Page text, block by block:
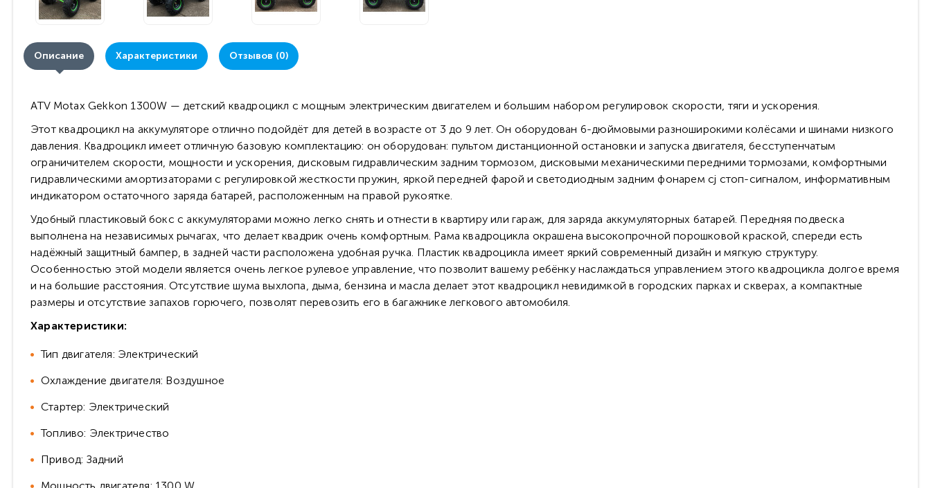
Описание Характеристики Отзывов (0)
АTV Motax Gekkon 1300W — детский квадроцикл с мощным электрическим двигателем и большим набором регулировок скорости, тяги и ускорения.
Этот квадроцикл на аккумуляторе отлично подойдёт для детей в возрасте от 3 до 9 лет. Он оборудован 6-дюймовыми разноширокими колёсами и шинами низкого
давления. Квадроцикл имеет отличную базовую комплектацию: он оборудован: пультом дистанционной остановки и запуска двигателя, бесступенчатым
ограничителем скорости, мощности и ускорения, дисковым гидравлическим задним тормозом, дисковыми механическими передними тормозами, комфортными
гидравлическими амортизаторами с регулировкой жесткости пружин, яркой передней фарой и светодиодным задним фонарем сj стоп-сигналом, информативным
индикатором остаточного заряда батарей, расположенным на правой рукоятке.
Удобный пластиковый бокс с аккумуляторами можно легко снять и отнести в квартиру или гараж, для заряда аккумуляторных батарей. Передняя подвеска
выполнена на независимых рычагах, что делает квадрик очень комфортным. Рама квадроцикла окрашена высокопрочной порошковой краской, спереди есть
надёжный защитный бампер, в задней части расположена удобная ручка. Пластик квадроцикла имеет яркий современный дизайн и мягкую структуру.
Особенностью этой модели является очень легкое рулевое управление, что позволит вашему ребёнку наслаждаться управлением этого квадроцикла долгое время
и на большие расстояния. Отсутствие шума выхлопа, дыма, бензина и масла делает этот квадроцикл невидимкой в городских парках и скверах, а компактные
размеры и отсутствие запахов горючего, позволят перевозить его в багажнике легкового автомобиля.
Характеристики:
Тип двигателя: Электрический
Охлаждение двигателя: Воздушное
Стартер: Электрический
Топливо: Электричество
Привод: Задний